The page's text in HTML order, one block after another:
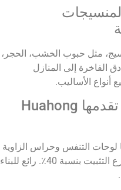
نقدم أكثر من 10,000 نسيج، مثل حبوب الخشب، الحجر،
الفاخرة إلى المنازل
أنواع الأساليب.
أنظمة التثبيت التي تقدمها Huahong
لوحات التنفس وحراس الزاوية
وتقليص حافة PVC ، مما يسرع التثبيت بنسبة 40٪. رائع للبناء